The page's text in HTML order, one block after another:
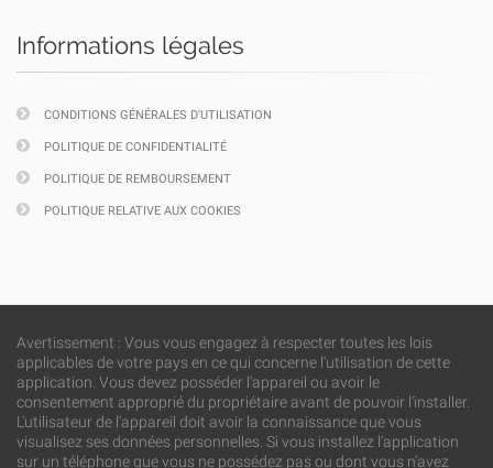
Informations légales
CONDITIONS GÉNÉRALES D'UTILISATION
POLITIQUE DE CONFIDENTIALITÉ
POLITIQUE DE REMBOURSEMENT
POLITIQUE RELATIVE AUX COOKIES
Avertissement : Vous vous engagez à respecter toutes les lois
applicables de votre pays en ce qui concerne l'utilisation de cette
application. Vous devez posséder l'appareil ou avoir le
consentement approprié du propriétaire avant de pouvoir l'installer.
L'utilisateur de l'appareil doit avoir la connaissance que vous
visualisez ses données personnelles. Si vous installez l'application
sur un téléphone que vous ne possédez pas ou dont vous n'avez